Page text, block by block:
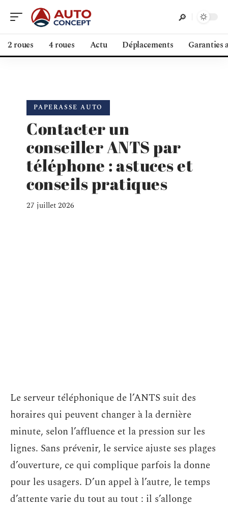
2 roues 4 roues Actu Déplacements Garanties
PAPERASSE AUTO
Contacter un
conseiller ANTS par
téléphone : astuces et
conseils pratiques
27 juillet 2026
Le serveur téléphonique de l’ANTS suit des
horaires qui peuvent changer à la dernière
minute, selon l’affluence et la pression sur les
lignes. Sans prévenir, le service ajuste ses plages
d’ouverture, ce qui complique parfois la donne
pour les usagers. D’un appel à l’autre, le temps
d’attente varie du tout au tout : il s’allonge